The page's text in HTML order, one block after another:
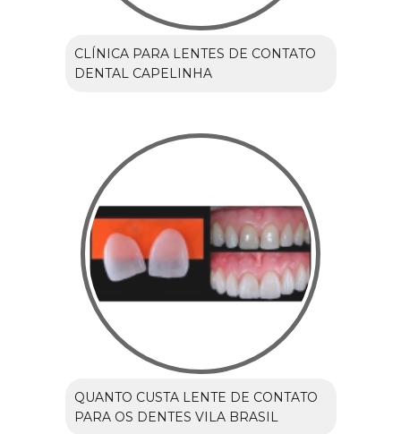
CLÍNICA PARA LENTES DE CONTATO
DENTAL CAPELINHA
QUANTO CUSTA LENTE DE CONTATO
PARA OS DENTES VILA BRASIL